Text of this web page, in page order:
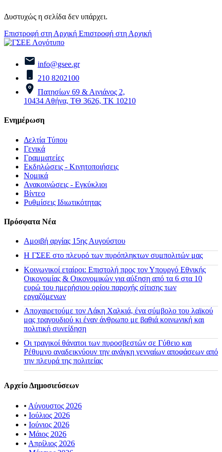
Δυστυχώς η σελίδα δεν υπάρχει.
Επιστροφή στη Αρχική Επιστροφή στη Αρχική
info@gsee.gr
210 8202100
Πατησίων 69 & Αινιάνος 2,
10434 Αθήνα, ΤΘ 3626, ΤΚ 10210
Ενημέρωση
Δελτία Τύπου
Γενικά
Γραμματείες
Εκδηλώσεις - Κινητοποιήσεις
Νομικά
Ανακοινώσεις - Εγκύκλιοι
Βίντεο
Ρυθμίσεις Ιδιωτικότητας
Πρόσφατα Νέα
Αμοιβή αργίας 15ης Αυγούστου
H ΓΣΕΕ στο πλευρό των πυρόπληκτων συμπολιτών μας
Κοινωνικοί εταίροι: Επιστολή προς τον Υπουργό Εθνικής
Οικονομίας & Οικονομικών για αύξηση από τα 6 στα 10
ευρώ του ημερήσιου ορίου παροχής σίτισης των
εργαζόμενων
Αποχαιρετούμε τον Λάκη Χαλκιά, ένα σύμβολο του λαϊκού
μας τραγουδιού κι έναν άνθρωπο με βαθιά κοινωνική και
πολιτική συνείδηση
Οι τραγικοί θάνατοι των πυροσβεστών σε Γύθειο και
Ρέθυμνο αναδεικνύουν την ανάγκη γενναίων αποφάσεων από
την πλευρά της πολιτείας
Αρχείο Δημοσιεύσεων
• Αύγουστος 2026
• Ιούλιος 2026
• Ιούνιος 2026
• Μάιος 2026
• Απρίλιος 2026